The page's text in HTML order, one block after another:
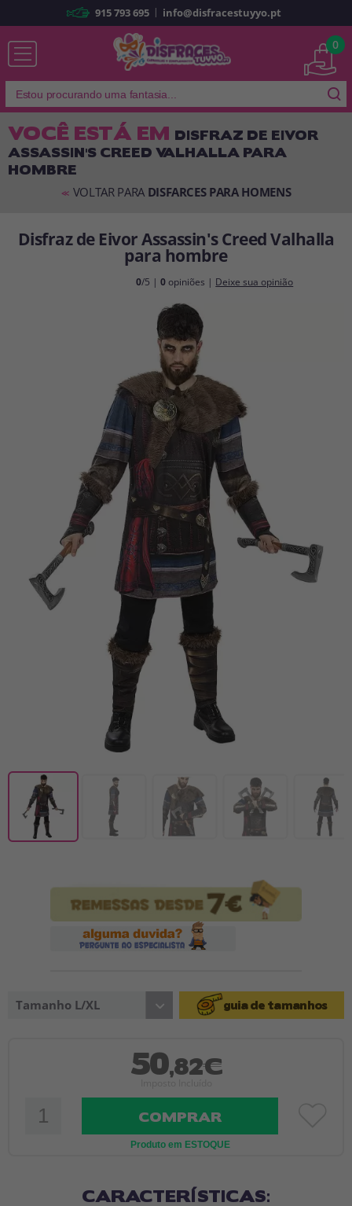
Já sou cliente
Lembrar-me Esqueceu sua senha?
ENTRAR
É a minha primeira vez
Sou novo
disfracestuyyo.pt
compras rapidamente em nossa loja virtual, verificar o status de seus
pedidos e consultar suas operações anteriores.
Vá em frente! Estávamos esperando por você.
CRIAR CONTA
915 793 695 | info@disfracestuyyo.pt
0
VOCÊ ESTÁ EM DISFRAZ DE EIVOR
ASSASSIN'S CREED VALHALLA PARA
HOMBRE
<< VOLTAR PARA DISFARCES PARA HOMENS
Disfraz de Eivor Assassin's Creed Valhalla
para hombre
0/5 |0 opiniões | Deixe sua opinião
Tamanho L/XL guia de tamanhos
50,82€
COMPRAR
Produto em ESTOQUE
CARACTERÍSTICAS: